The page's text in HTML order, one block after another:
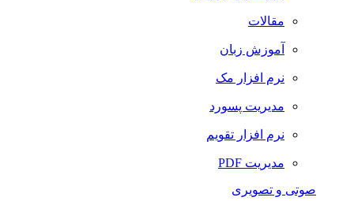
مقالات
آموزش زبان
نرم افزار مک
مدیریت پسورد
نرم افزار تقویم
مدیریت PDF
صوتی و تصویری